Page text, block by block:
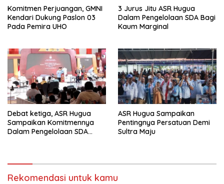
Komitmen Perjuangan, GMNI
Kendari Dukung Paslon 03
Pada Pemira UHO
3 Jurus Jitu ASR Hugua
Dalam Pengelolaan SDA Bagi
Kaum Marginal
Debat ketiga, ASR Hugua
Sampaikan Komitmennya
Dalam Pengelolaan SDA
ASR Hugua Sampaikan
Pentingnya Persatuan Demi
Sultra Maju
Rekomendasi untuk kamu